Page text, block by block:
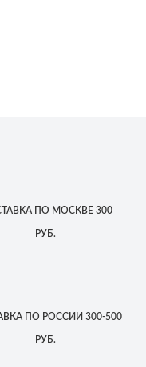
ПО МОСКВЕ 300
РУБ.
ПО РОССИИ 300-500
РУБ.